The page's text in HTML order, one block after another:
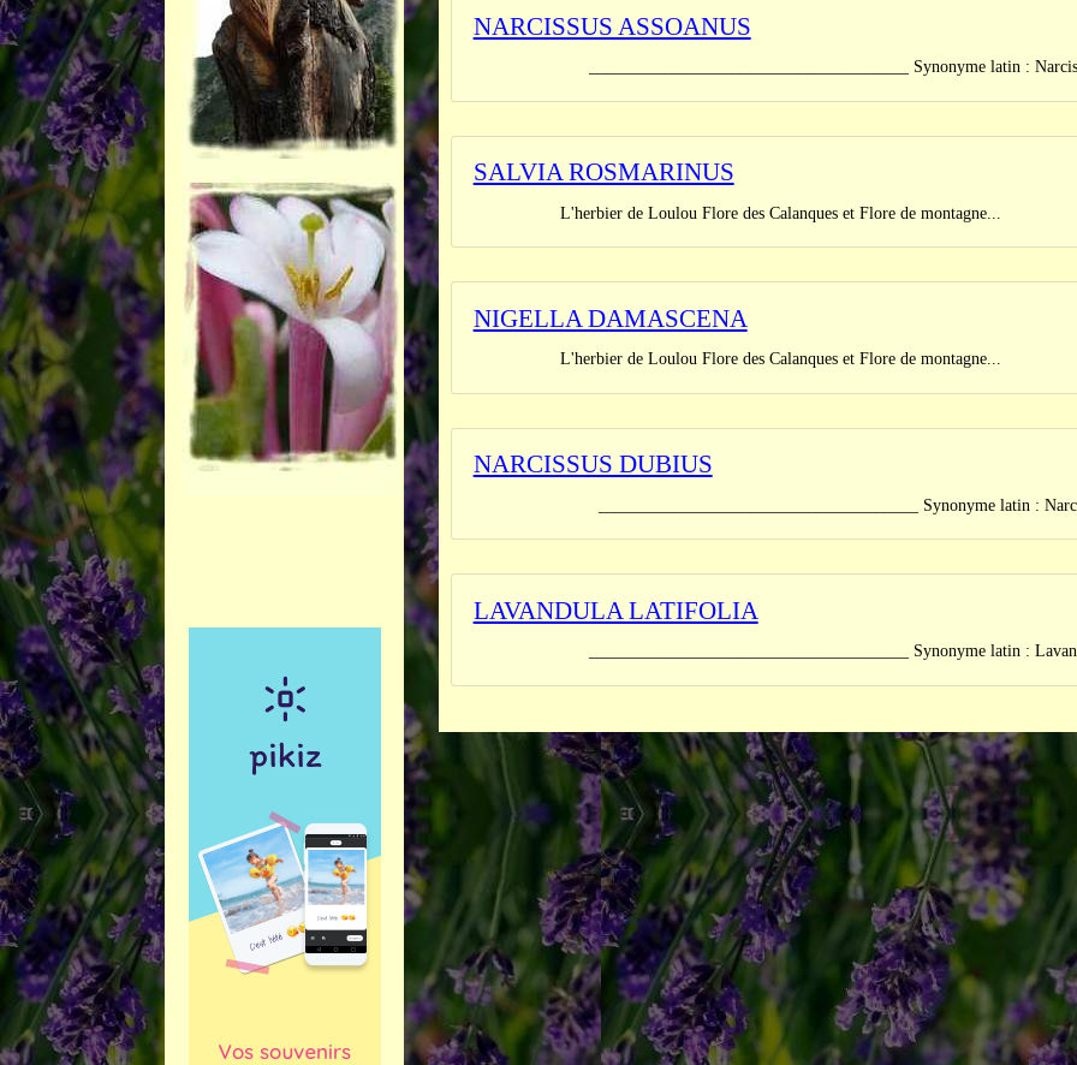
NARCISSUS ASSOANUS
______________________________________ Synonyme latin :
SALVIA ROSMARINUS
L'herbier de Loulou Flore des Calanques et Flore de montagne...
NIGELLA DAMASCENA
L'herbier de Loulou Flore des Calanques et Flore de montagne...
NARCISSUS DUBIUS
______________________________________ Synonyme latin :
LAVANDULA LATIFOLIA
______________________________________ Synonyme latin :